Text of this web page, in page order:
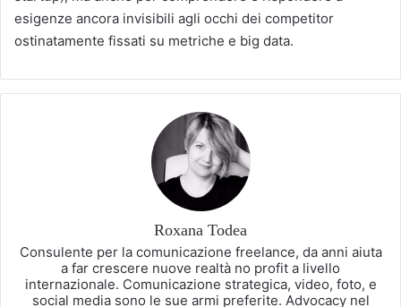
esigenze ancora invisibili agli occhi dei competitor
ostinatamente fissati su metriche e big data.
Roxana Todea
Consulente per la comunicazione freelance, da anni aiuta
a far crescere nuove realtà no profit a livello
internazionale. Comunicazione strategica, video, foto, e
social media sono le sue armi preferite. Advocacy nel